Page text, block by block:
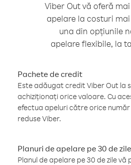
Viber Out vă oferă
apelare la costuri
una din opțiunile
apelare flexibile, la
Pachete de credit
Este adăugat credit Viber Out la
achiziționați orice valoare. Cu
efectua apeluri către orice
reduse Viber.
Planuri de apelare pe 30 de zile
Planul de apelare pe 30 de zile